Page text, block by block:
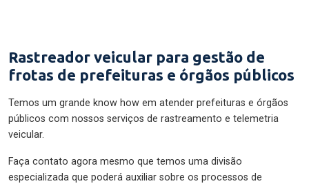
Rastreador veicular para gestão de
frotas de prefeituras e órgãos públicos
Temos um grande know how em atender prefeituras e órgãos
públicos com nossos serviços de rastreamento e telemetria
veicular.
Faça contato agora mesmo que temos uma divisão
especializada que poderá auxiliar sobre os processos de